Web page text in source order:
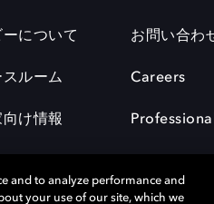
ーについて
スルーム
け情報
お問い合わ
Careers
and to analyze performance and
your use of our site, which we